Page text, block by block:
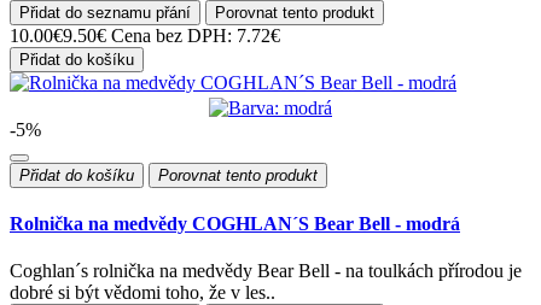
Přidat do seznamu přání Porovnat tento produkt
10.00€9.50€ Cena bez DPH: 7.72€
Přidat do košíku
-5%
Přidat do košíku Porovnat tento produkt
Rolnička na medvědy COGHLAN´S Bear Bell - modrá
Coghlan´s rolnička na medvědy Bear Bell - na toulkách přírodou je
dobré si být vědomi toho, že v les..